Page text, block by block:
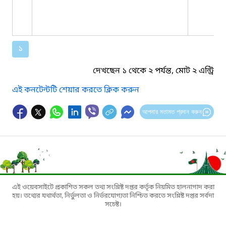
১
দেখছেন ১ থেকে ২ পর্যন্ত, মোট ২ এন্ট্রি
এই কনটেন্টটি শেয়ার করতে ক্লিক করুন
আপনার মতামত প্রদান করুন
এই ওয়েবসাইটে প্রকাশিত সকল তথ্য সংশ্লিষ্ট দপ্তর কর্তৃক নিয়মিত হালনাগাদ করা
হয়। তথ্যের যথার্থতা, নির্ভুলতা ও নির্ভরযোগ্যতা নিশ্চিত করতে সংশ্লিষ্ট দপ্তর সর্বদা
সচেষ্ট।